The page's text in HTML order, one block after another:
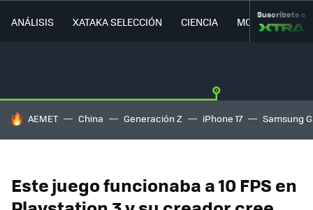
ANÁLISIS XATAKA SELECCIÓN CIENCIA MOVILIDAD
Suscríbete a
HOY SE HABLA DE
AEMET China Generación Z iPhone 17 Samsung
Este juego funcionaba a 10 FPS en